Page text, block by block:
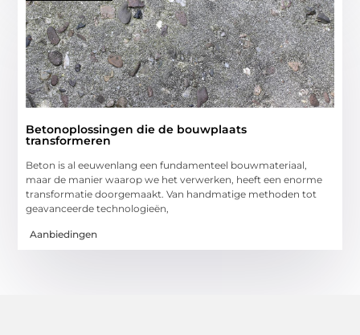
Betonoplossingen die de bouwplaats
transformeren
Beton is al eeuwenlang een fundamenteel bouwmateriaal,
maar de manier waarop we het verwerken, heeft een enorme
transformatie doorgemaakt. Van handmatige methoden tot
geavanceerde technologieën,
Aanbiedingen